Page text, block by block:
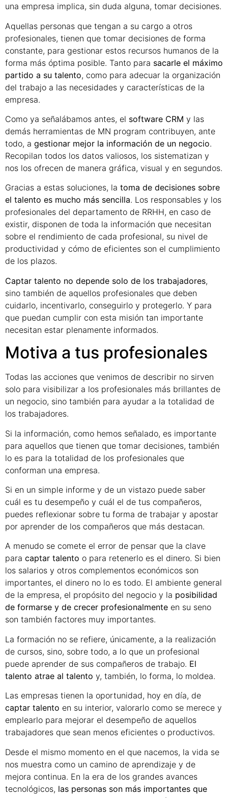
una empresa implica, sin duda alguna, tomar decisiones.
Aquellas personas que tengan a su cargo a otros
profesionales, tienen que tomar decisiones de forma
constante, para gestionar estos recursos humanos de la
forma más óptima posible. Tanto para sacarle el máximo
partido a su talento, como para adecuar la organización
del trabajo a las necesidades y características de la
empresa.
Como ya señalábamos antes, el software CRM y las
demás herramientas de MN program contribuyen, ante
todo, a gestionar mejor la información de un negocio.
Recopilan todos los datos valiosos, los sistematizan y
nos los ofrecen de manera gráfica, visual y en segundos.
Gracias a estas soluciones, la toma de decisiones sobre
el talento es mucho más sencilla. Los responsables y los
profesionales del departamento de RRHH, en caso de
existir, disponen de toda la información que necesitan
sobre el rendimiento de cada profesional, su nivel de
productividad y cómo de eficientes son el cumplimiento
de los plazos.
Captar talento no depende solo de los trabajadores,
sino también de aquellos profesionales que deben
cuidarlo, incentivarlo, conseguirlo y protegerlo. Y para
que puedan cumplir con esta misión tan importante
necesitan estar plenamente informados.
Motiva a tus profesionales
Todas las acciones que venimos de describir no sirven
solo para visibilizar a los profesionales más brillantes de
un negocio, sino también para ayudar a la totalidad de
los trabajadores.
Si la información, como hemos señalado, es importante
para aquellos que tienen que tomar decisiones, también
lo es para la totalidad de los profesionales que
conforman una empresa.
Si en un simple informe y de un vistazo puede saber
cuál es tu desempeño y cuál el de tus compañeros,
puedes reflexionar sobre tu forma de trabajar y apostar
por aprender de los compañeros que más destacan.
A menudo se comete el error de pensar que la clave
para captar talento o para retenerlo es el dinero. Si bien
los salarios y otros complementos económicos son
importantes, el dinero no lo es todo. El ambiente general
de la empresa, el propósito del negocio y la posibilidad
de formarse y de crecer profesionalmente en su seno
son también factores muy importantes.
La formación no se refiere, únicamente, a la realización
de cursos, sino, sobre todo, a lo que un profesional
puede aprender de sus compañeros de trabajo. El
talento atrae al talento y, también, lo forma, lo moldea.
Las empresas tienen la oportunidad, hoy en día, de
captar talento en su interior, valorarlo como se merece y
emplearlo para mejorar el desempeño de aquellos
trabajadores que sean menos eficientes o productivos.
Desde el mismo momento en el que nacemos, la vida se
nos muestra como un camino de aprendizaje y de
mejora continua. En la era de los grandes avances
tecnológicos, las personas son más importantes que